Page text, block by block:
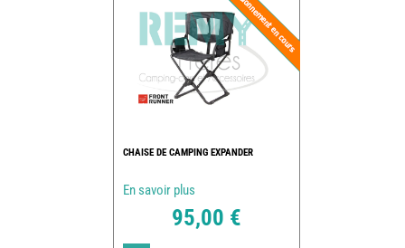
CHAISE DE CAMPING EXPANDER
En savoir plus
95,00 €